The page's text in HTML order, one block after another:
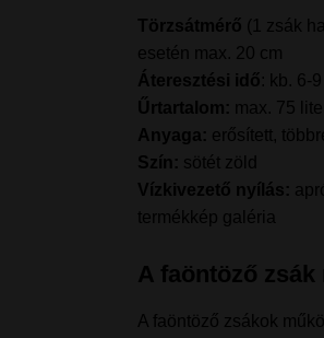
Törzsátmérő (1 zsák
esetén max. 20 cm
Áteresztési idő: kb. 6-
Űrtartalom: max. 75
Anyaga: erősített,
Szín: sötét zöld
Vízkivezető nyílás:
termékkép galéria
A faöntöző
A faöntöző zsákok